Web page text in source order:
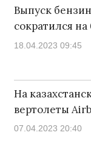
Выпуск
сократился на
18.04.2023 09:45
На
вертолеты
07.04.2023 20:40